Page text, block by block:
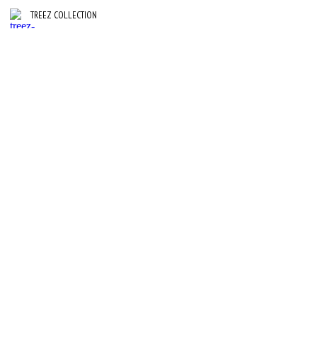
TREEZ COLLECTION